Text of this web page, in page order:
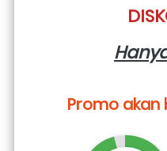
Promo akan